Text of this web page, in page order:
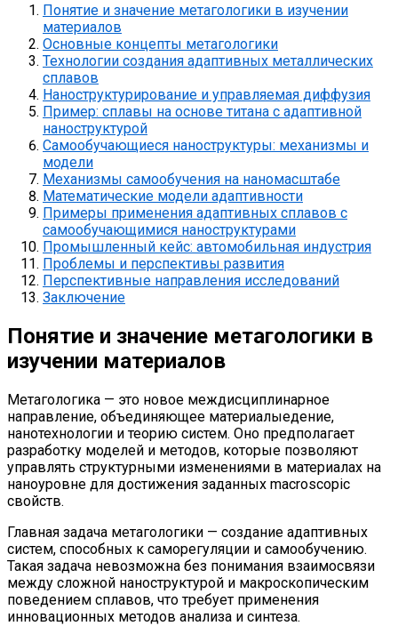
Понятие и значение метагологики в изучении
материалов
Основные концепты метагологики
Технологии создания адаптивных металлических
сплавов
Наноструктурирование и управляемая диффузия
Пример: сплавы на основе титана с адаптивной
наноструктурой
Самообучающиеся наноструктуры: механизмы и
модели
Механизмы самообучения на наномасштабе
Математические модели адаптивности
Примеры применения адаптивных сплавов с
самообучающимися наноструктурами
Промышленный кейс: автомобильная индустрия
Проблемы и перспективы развития
Перспективные направления исследований
Заключение
Понятие и значение метагологики в
изучении материалов
Метагологика — это новое междисциплинарное
направление, объединяющее материалыедение,
нанотехнологии и теорию систем. Оно предполагает
разработку моделей и методов, которые позволяют
управлять структурными изменениями в материалах на
наноуровне для достижения заданных macroscopic
свойств.
Главная задача метагологики — создание адаптивных
систем, способных к саморегуляции и самообучению.
Такая задача невозможна без понимания взаимосвязи
между сложной наноструктурой и макроскопическим
поведением сплавов, что требует применения
инновационных методов анализа и синтеза.